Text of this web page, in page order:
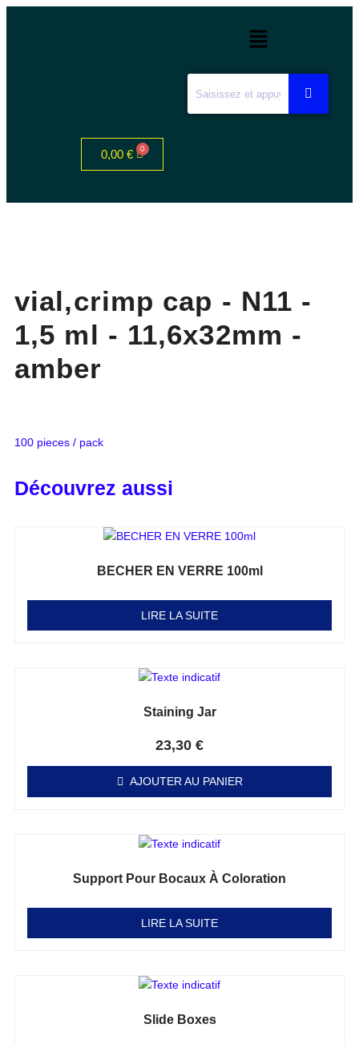
0,00 €
vial,crimp cap - N11 -
1,5 ml - 11,6x32mm -
amber
100 pieces / pack
Découvrez aussi
BECHER EN VERRE 100ml
LIRE LA SUITE
Staining Jar
23,30 €
AJOUTER AU PANIER
Support Pour Bocaux À Coloration
LIRE LA SUITE
Slide Boxes